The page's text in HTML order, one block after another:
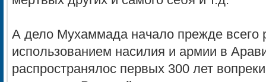
А дело Мухаммада начало прежде всего
использованием насилия и армии в
распространялос первых 300 лет